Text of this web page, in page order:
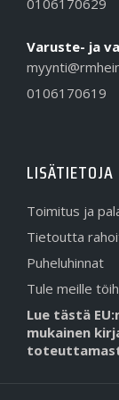
0106170629
Varuste- ja
0106170619
LISÄTIETOJA
Toimitus ja
Tietoutta
Puheluhinnat
Tule meille
Lue tästä
mukainen